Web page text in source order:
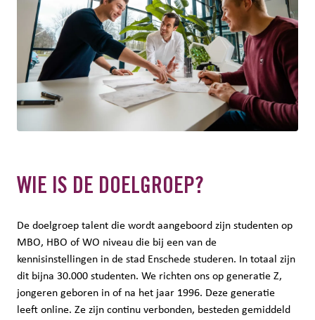
WIE IS DE DOELGROEP?
De doelgroep talent die wordt aangeboord zijn studenten op
MBO, HBO of WO niveau die bij een van de
kennisinstellingen in de stad Enschede studeren. In totaal zijn
dit bijna 30.000 studenten. We richten ons op generatie Z,
jongeren geboren in of na het jaar 1996. Deze generatie
leeft online. Ze zijn continu verbonden, besteden gemiddeld